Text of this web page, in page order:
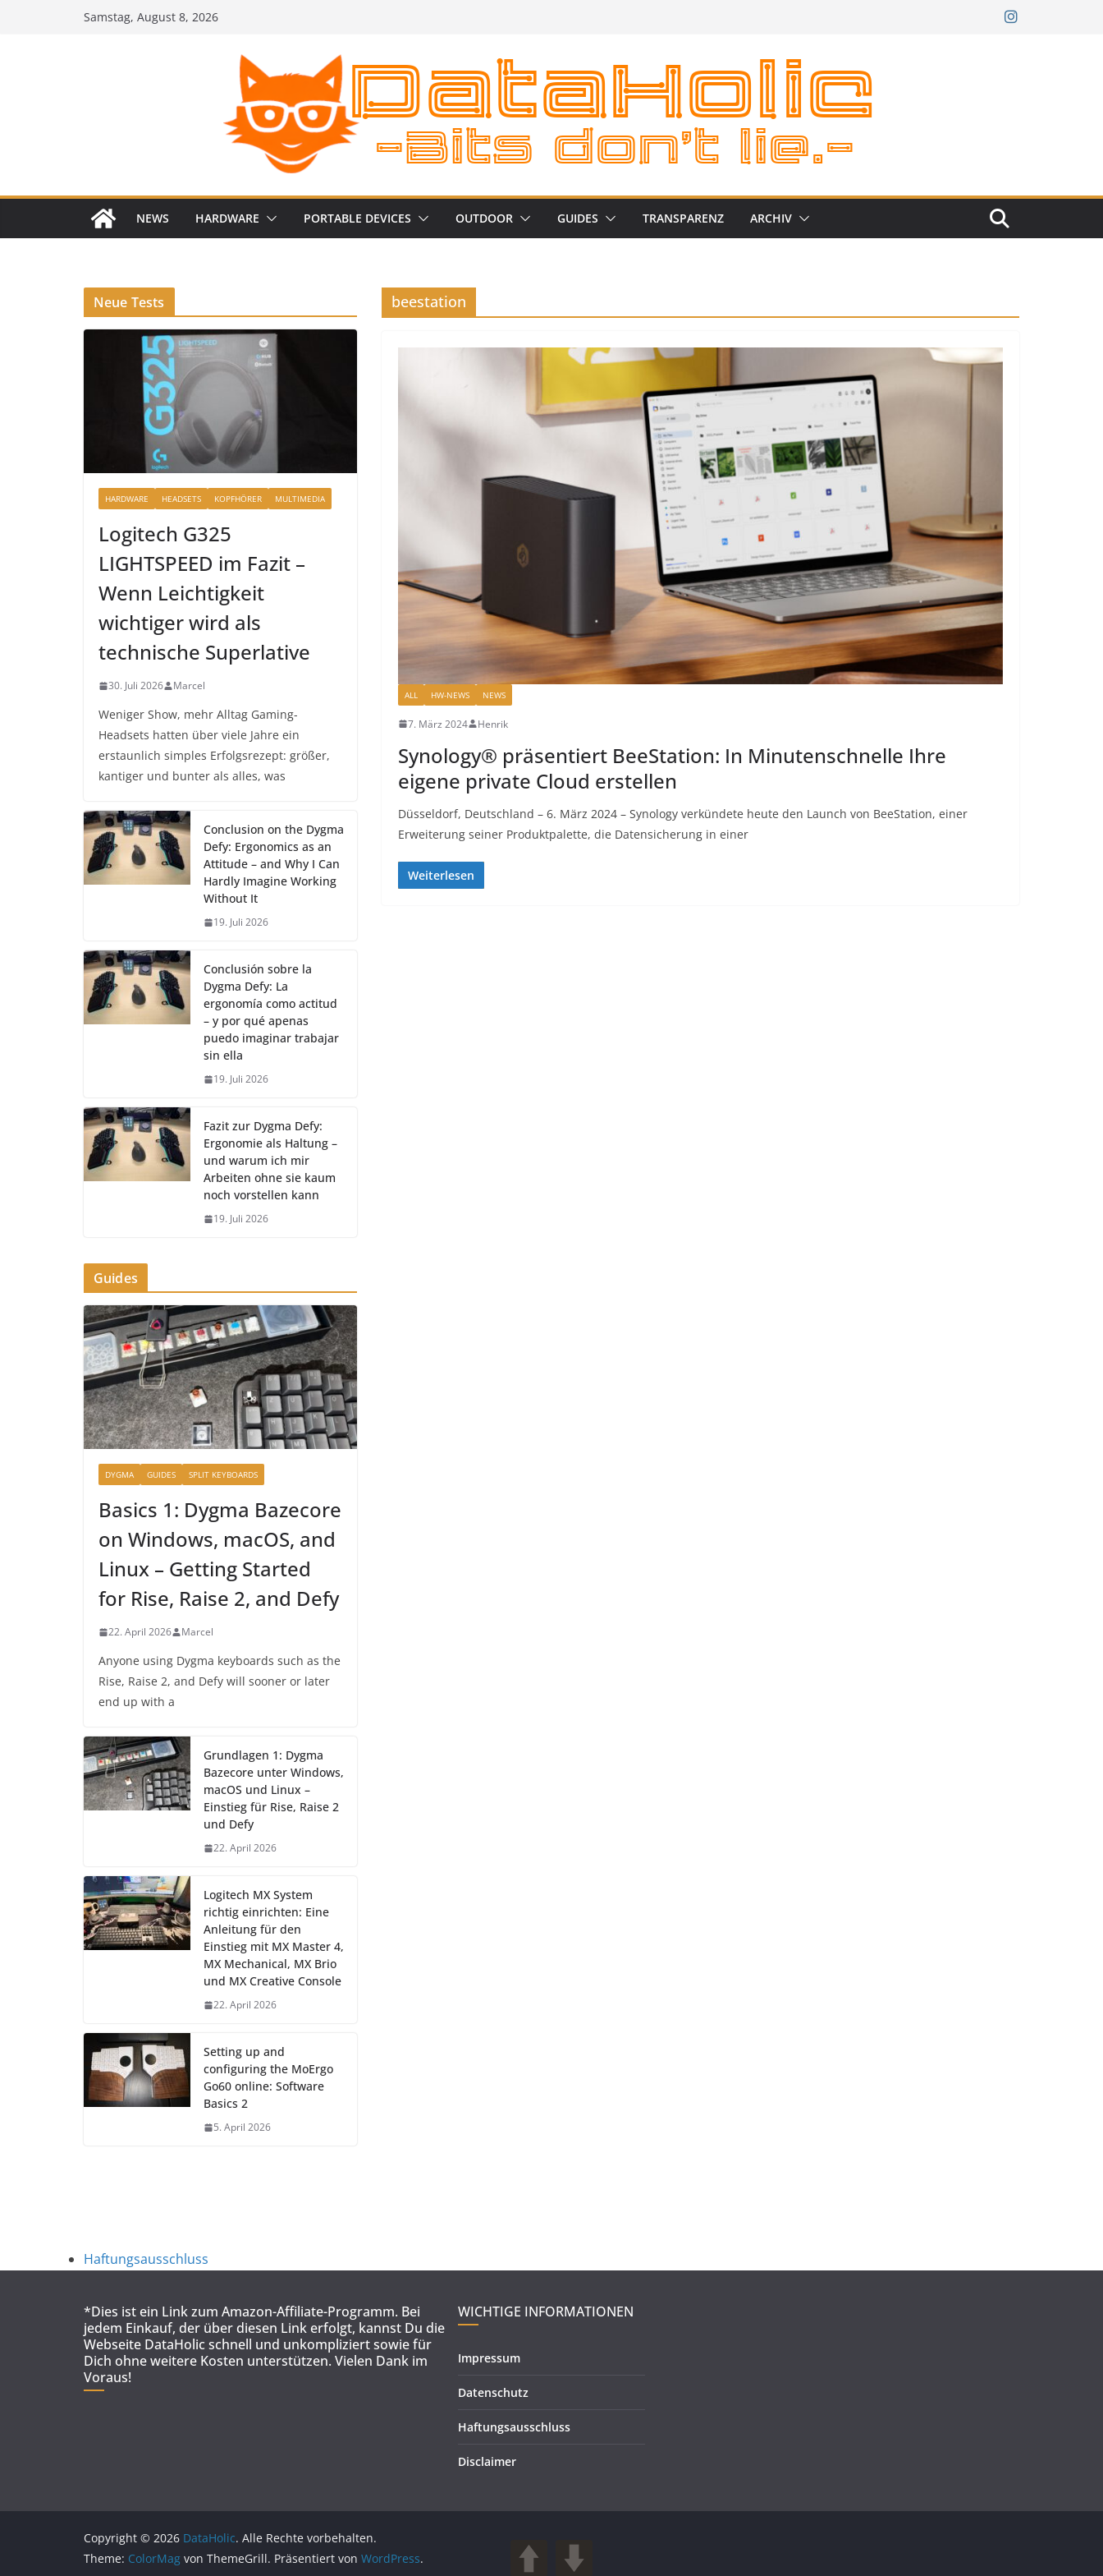
Samstag, August 8, 2026
NEWS HARDWARE PORTABLE DEVICES OUTDOOR GUIDES TRANSPARENZ ARCHIV
beestation
ALL HW-NEWS NEWS
7. März 2024 Henrik
Synology® präsentiert BeeStation: In Minutenschnelle Ihre
eigene private Cloud erstellen
Düsseldorf, Deutschland – 6. März 2024 – Synology verkündete heute den Launch von BeeStation, einer
Erweiterung seiner Produktpalette, die Datensicherung in einer
Weiterlesen
Neue Tests
HARDWARE HEADSETS KOPFHÖRER MULTIMEDIA
Logitech G325
LIGHTSPEED im Fazit –
Wenn Leichtigkeit
wichtiger wird als
technische Superlative
30. Juli 2026 Marcel
Weniger Show, mehr Alltag Gaming-
Headsets hatten über viele Jahre ein
erstaunlich simples Erfolgsrezept: größer,
kantiger und bunter als alles, was
Conclusion on the Dygma
Defy: Ergonomics as an
Attitude – and Why I Can
Hardly Imagine Working
Without It
19. Juli 2026
Conclusión sobre la
Dygma Defy: La
ergonomía como actitud
– y por qué apenas
puedo imaginar trabajar
sin ella
19. Juli 2026
Fazit zur Dygma Defy:
Ergonomie als Haltung –
und warum ich mir
Arbeiten ohne sie kaum
noch vorstellen kann
19. Juli 2026
Guides
DYGMA GUIDES SPLIT KEYBOARDS
Basics 1: Dygma Bazecore
on Windows, macOS, and
Linux – Getting Started
for Rise, Raise 2, and Defy
22. April 2026 Marcel
Anyone using Dygma keyboards such as the
Rise, Raise 2, and Defy will sooner or later
end up with a
Grundlagen 1: Dygma
Bazecore unter Windows,
macOS und Linux –
Einstieg für Rise, Raise 2
und Defy
22. April 2026
Logitech MX System
richtig einrichten: Eine
Anleitung für den
Einstieg mit MX Master 4,
MX Mechanical, MX Brio
und MX Creative Console
22. April 2026
Setting up and
configuring the MoErgo
Go60 online: Software
Basics 2
5. April 2026
Haftungsausschluss
*Dies ist ein Link zum Amazon-Affiliate-Programm. Bei
jedem Einkauf, der über diesen Link erfolgt, kannst Du die
Webseite DataHolic schnell und unkompliziert sowie für
Dich ohne weitere Kosten unterstützen. Vielen Dank im
Voraus!
WICHTIGE INFORMATIONEN
Impressum
Datenschutz
Haftungsausschluss
Disclaimer
Copyright © 2026 DataHolic. Alle Rechte vorbehalten.
Theme: ColorMag von ThemeGrill. Präsentiert von WordPress.